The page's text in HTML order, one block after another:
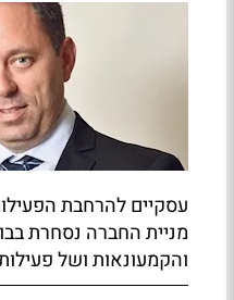
עסקיים להרחבת
מניית החברה נסחרת
והקמעונאות ושל